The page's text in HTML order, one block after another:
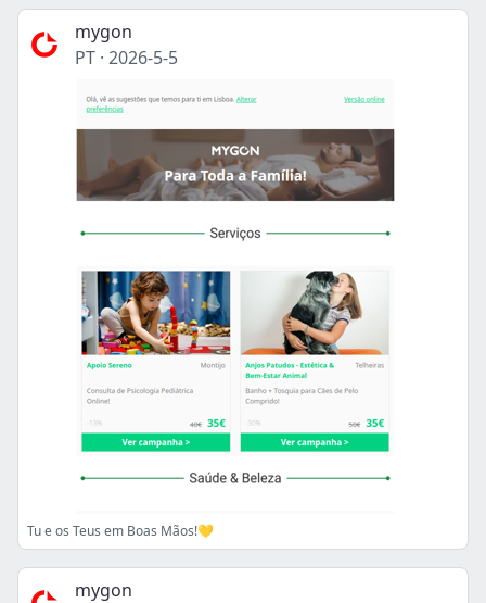
mygon
PT · 2026-5-5
Tu e os Teus em Boas Mãos!💛
mygon